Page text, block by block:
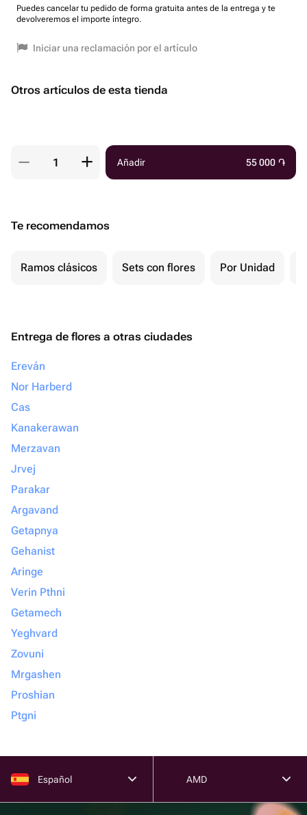
Puedes cancelar tu pedido de forma gratuita antes de la entrega y te
devolveremos el importe íntegro.
Iniciar una reclamación por el artículo
Otros artículos de esta tienda
Añadir 55 000 ֏
Te recomendamos
Ramos clásicos Sets con flores Por Unidad
Entrega de flores a otras ciudades
Ereván
Nor Harberd
Cas
Kanakerawan
Merzavan
Jrvej
Parakar
Argavand
Getapnya
Gehanist
Aringe
Verin Pthni
Getamech
Yeghvard
Zovuni
Mrgashen
Proshian
Ptgni
Español AMD